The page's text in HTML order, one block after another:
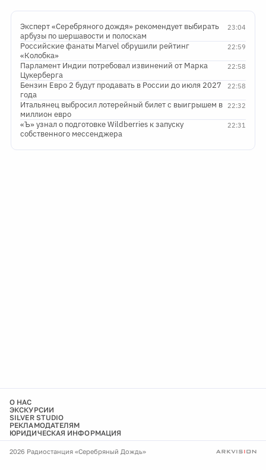
23:04
Эксперт «Серебряного дождя» рекомендует выбирать
арбузы по шершавости и полоскам
22:59
Российские фанаты Marvel обрушили рейтинг
«Колобка»
22:58
Парламент Индии потребовал извинений от Марка
Цукерберга
22:58
Бензин Евро 2 будут продавать в России до июля 2027
года
22:32
Итальянец выбросил лотерейный билет с выигрышем в
миллион евро
22:31
«Ъ» узнал о подготовке Wildberries к запуску
собственного мессенджера
О НАС
ЭКСКУРСИИ
SILVER STUDIO
РЕКЛАМОДАТЕЛЯМ
ЮРИДИЧЕСКАЯ ИНФОРМАЦИЯ
2026 Радиостанция «Серебряный Дождь»